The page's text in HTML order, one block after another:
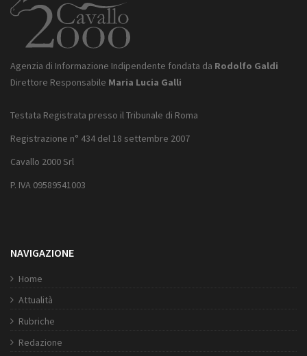
Agenzia di Informazione Indipendente fondata da Rodolfo Galdi
Direttore Responsabile Maria Lucia Galli
Testata Registrata presso il Tribunale di Roma
Registrazione n° 434 del 18 settembre 2007
Cavallo 2000 Srl
P. IVA 09589541003
NAVIGAZIONE
Home
Attualità
Rubriche
Redazione